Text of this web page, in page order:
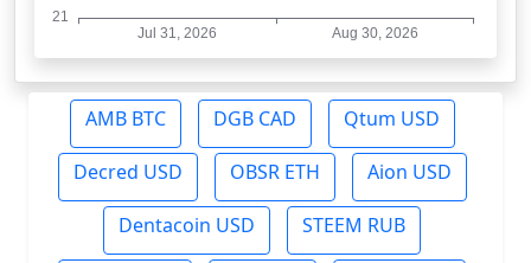
Qtum USD
DGB CAD
AMB BTC
Aion USD
OBSR ETH
Decred USD
STEEM RUB
Dentacoin USD